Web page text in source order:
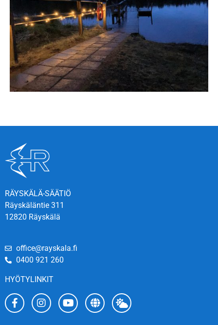
RÄYSKÄLÄ-SÄÄTIÖ
Räyskäläntie 311
12820 Räyskälä
office@rayskala.fi
0400 921 260
HYÖTYLINKIT